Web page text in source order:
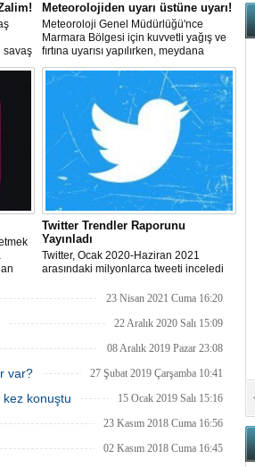
savaş
Meteorolojiden uyarı üstüne uyarı!
Meteoroloji Genel Müdürlüğü'nce
Marmara Bölgesi için kuvvetli yağış ve
fırtına uyarısı yapılırken, meydana
gelebilecek olumsuzluklara karşı
dikkatli olunması istendi.
Twitter Trendler Raporunu
Yayınladı
Twitter, Ocak 2020-Haziran 2021
arasındaki milyonlarca tweeti inceledi
yaptığı hakkında daha fazla bilgi
2018- Aralık 2019) tweetleriyle
23 Nisan 2021 Cuma 16:20
22 Aralık 2020 Salı 15:09
08 Aralık 2019 Pazar 23:08
var? 27 Şubat 2019 Çarşamba 10:41
kez konuştu 15 Ocak 2019 Salı 15:16
23 Kasım 2018 Cuma 16:56
02 Kasım 2018 Cuma 16:45